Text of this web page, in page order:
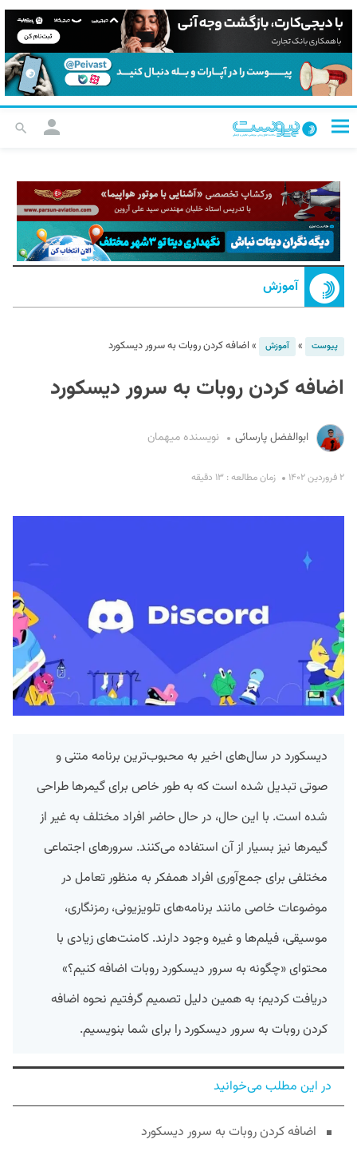
آموزش
پیوست » آموزش » اضافه کردن روبات به سرور دیسکورد
اضافه کردن روبات به سرور دیسکورد
ابوالفضل پارسائی نویسنده میهمان
۲ فروردین ۱۴۰۲ زمان مطالعه : ۱۳ دقیقه
دیسکورد در سال‌های اخیر به محبوب‌ترین برنامه متنی و
صوتی تبدیل شده است که به طور خاص برای گیمرها طراحی
شده است. با این‌ حال، در حال حاضر افراد مختلف به‌ غیر از
گیمرها نیز بسیار از آن استفاده می‌کنند. سرورهای اجتماعی
مختلفی برای جمع‌آوری افراد همفکر به منظور تعامل در
موضوعات خاصی مانند برنامه‌های تلویزیونی، رمزنگاری،
موسیقی، فیلم‌ها و غیره وجود دارند. کامنت‌های زیادی با
محتوای «چگونه به سرور دیسکورد روبات اضافه کنیم؟»
دریافت کردیم؛ به همین دلیل تصمیم گرفتیم نحوه‌ اضافه
کردن روبات به سرور دیسکورد را برای شما بنویسیم.
در این مطلب می‌خوانید
اضافه کردن روبات به سرور دیسکورد